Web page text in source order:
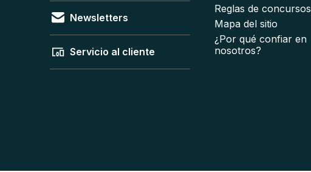
Newsletters
Servicio al cliente
Reglas de concursos
Mapa del sitio
¿Por qué confiar en
nosotros?